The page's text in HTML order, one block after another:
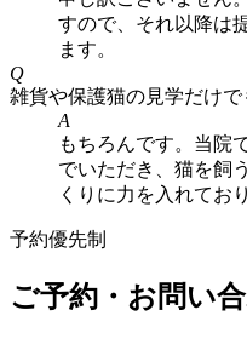
すので、それ以降は
ます。
Q
雑貨や保護猫の見学だけで
A
もちろんです。当院
でいただき、猫を飼
くりに力を入れてお
予約優先制
ご予約・お問い